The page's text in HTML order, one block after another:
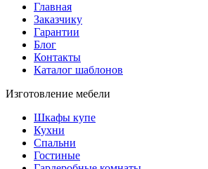
Главная
Заказчику
Гарантии
Блог
Контакты
Каталог шаблонов
Изготовление мебели
Шкафы купе
Кухни
Спальни
Гостиные